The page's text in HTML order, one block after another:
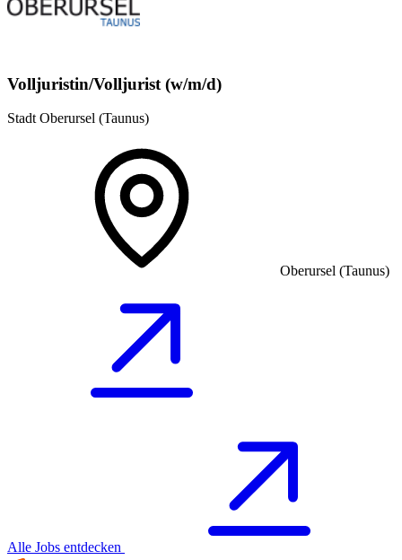
Volljuristin/Volljurist (w/m/d)
Stadt Oberursel (Taunus)
Oberursel (Taunus)
Alle Jobs entdecken